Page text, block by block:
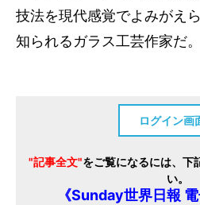
技法を現代感覚でよみがえ
知られるガラス工芸作家だ。
ログイン画
"記事全文"をご覧になるには、下
い。
《Sunday世界日報